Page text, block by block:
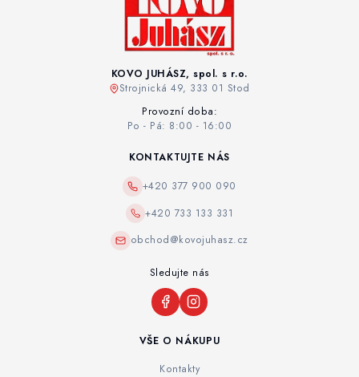
KOVO JUHÁSZ, spol. s r.o.
Strojnická 49, 333 01 Stod
Provozní doba:
Po - Pá: 8:00 - 16:00
VŠE O NÁKUPU
Kontakty
KONTAKTUJTE NÁS
+420 377 900 090
+420 733 133 331
obchod@kovojuhasz.cz
Sledujte nás